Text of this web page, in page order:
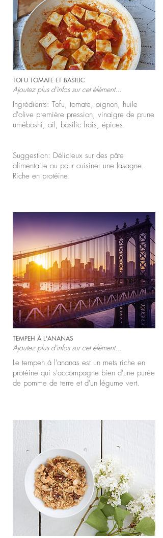
TOFU TOMATE ET BASILIC
Ajoutez plus d'infos sur cet élément...
Ingrédients: Tofu, tomate, oignon, huile
d'olive première pression, vinaigre de prune
uméboshi, ail, basilic fraîs, épices.
Suggestion: Délicieux sur des pâte
alimentaire ou pour cuisiner une lasagne.
Riche en protéine.
TEMPEH À L'ANANAS
Ajoutez plus d'infos sur cet élément...
Le tempeh à l'ananas est un mets riche en
protéine qui s'accompagne bien d'une purée
de pomme de terre et d'un légume vert.